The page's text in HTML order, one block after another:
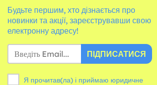
Будьте першим, хто дізнається про
новинки та акції, зареєструвавши свою
електронну адресу!
ПІДПИСАТИСЯ
Я прочитав(ла) і приймаю юридичне